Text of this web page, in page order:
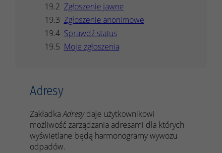
Zgłoszenie jawne
Zgłoszenie anonimowe
Sprawdź status
Moje zgłoszenia
Adresy
ZakładkaAdresydaje użytkownikowi
możliwość zarządzania adresami dla których
wyświetlane będą harmonogramy wywozu
odpadów.